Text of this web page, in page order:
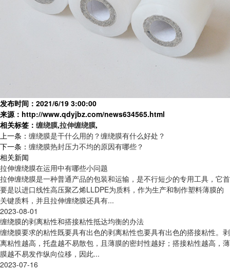
发布时间：2021/6/19 3:00:00
来源：http://www.qdyjbz.com/news634565.html
相关标签： 缠绕膜,拉伸缠绕膜,
上一条： 缠绕膜是干什么用的？缠绕膜有什么好处？
下一条： 缠绕膜热封压力不均的原因有哪些？
相关新闻
拉伸缠绕膜在运用中有哪些小问题
拉伸缠绕膜是一种普通产品的包装和运输，是不行短少的专用工具，它首
要是以进口线性高压聚乙烯LLDPE为质料，作为生产和制作塑料薄膜的
关键质料，并且拉伸缠绕膜还具有...
2023-08-01
缠绕膜的剥离粘性和搭接粘性抵达均衡的办法
缠绕膜要求的粘性既要具有出色的剥离粘性也要具有出色的搭接粘性。剥
离粘性越高，托盘越不易散包，且薄膜的密封性越好；搭接粘性越高，薄
膜越不易发作纵向位移，因此...
2023-07-16